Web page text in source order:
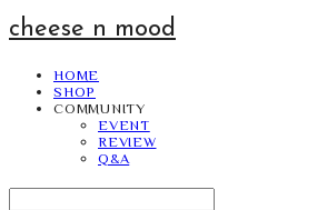
cheese n mood
HOME
SHOP
COMMUNITY
EVENT
REVIEW
Q&A